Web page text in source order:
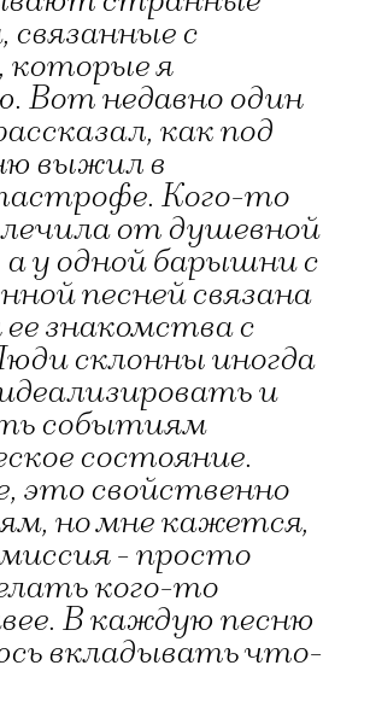
с
которые я
Вот недавно один
как под
выжил в
Кого-то
от душевной
у одной барышни с
песней связана
знакомства с
склонны иногда
и
событиям
состояние.
это свойственно
но мне кажется,
- просто
кого-то
В каждую песню
вкладывать что-